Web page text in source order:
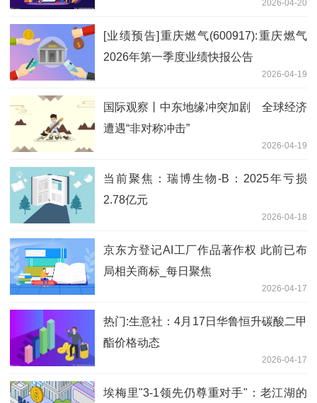
2026-04-20
[业绩预告]重庆燃气(600917):重庆燃气
2026年第一季度业绩快报公告
2026-04-19
国际观察丨中东地缘冲突加剧 全球经济
遭遇“非对称冲击”
2026-04-19
当前聚焦：瑞博生物-B：2025年亏损
2.78亿元
2026-04-18
京东方登记AI工厂作品著作权 此前已布
局相关商标_每日聚焦
2026-04-17
热门:生意社：4月17日华鲁恒升碳酸二甲
酯价格动态
2026-04-17
埃梅里"3-1领先仍尊重对手"：老江湖的